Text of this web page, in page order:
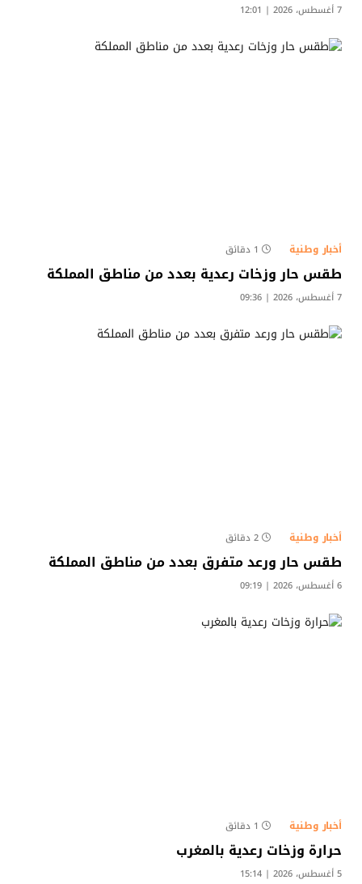
7 أغسطس، 2026 | 12:01
أخبار وطنية 1 دقائق
طقس حار وزخات رعدية بعدد من مناطق المملكة
7 أغسطس، 2026 | 09:36
أخبار وطنية 2 دقائق
طقس حار ورعد متفرق بعدد من مناطق المملكة
6 أغسطس، 2026 | 09:19
أخبار وطنية 1 دقائق
حرارة وزخات رعدية بالمغرب
5 أغسطس، 2026 | 15:14